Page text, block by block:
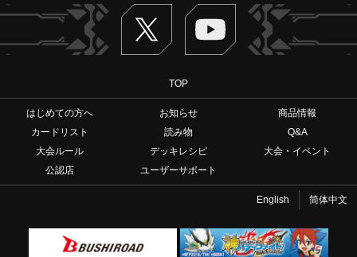
Twitter ヴァンガードch
TOP
はじめての方へ お知らせ
商品情報
カードリスト
読み物
Q&A
大会ルール
デッキレシピ
大会・イベント
公認店
ユーザーサポート
English 简体中文